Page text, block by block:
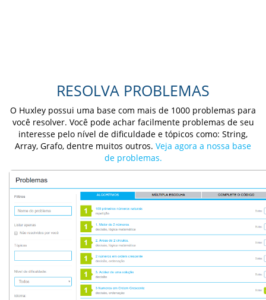
RESOLVA PROBLEMAS
O Huxley possui uma base com mais de 1000 problemas para
você resolver. Você pode achar facilmente problemas de seu
interesse pelo nível de dificuldade e tópicos como: String,
Array, Grafo, dentre muitos outros. Veja agora a nossa base
de problemas.